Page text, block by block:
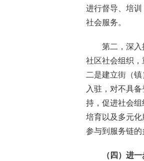
进行督导、培训
社会服务。
第二，深
社区社会组织，
二是建立街（
入驻，对不具
持，促进社会
培育以及多元
参与到服务链的
（四）进